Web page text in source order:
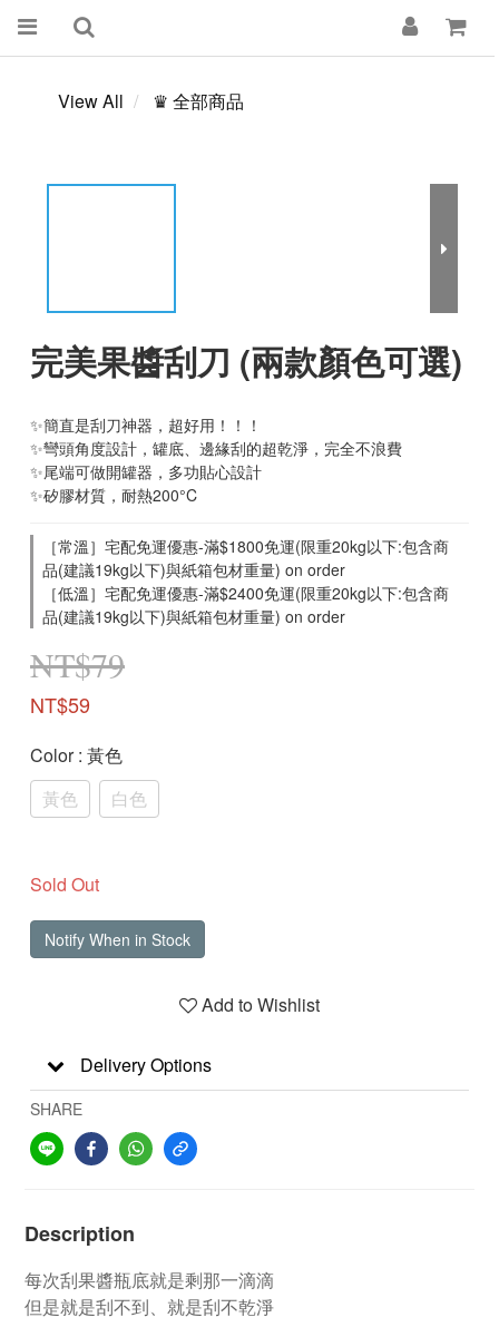
View All ♛ 全部商品
完美果醬刮刀 (兩款顏色可選)
✨簡直是刮刀神器，超好用！！！
✨彎頭角度設計，罐底、邊緣刮的超乾淨，完全不浪費
✨尾端可做開罐器，多功貼心設計
✨矽膠材質，耐熱200°C
［常溫］宅配免運優惠-滿$1800免運(限重20kg以下:包含商
品(建議19kg以下)與紙箱包材重量) on order
［低溫］宅配免運優惠-滿$2400免運(限重20kg以下:包含商
品(建議19kg以下)與紙箱包材重量) on order
NT$79
NT$59
Color: 黃色
黃色
白色
Sold Out
Notify When in Stock
Add to Wishlist
Delivery Options
SHARE
Description
每次刮果醬瓶底就是剩那一滴滴
但是就是刮不到、就是刮不乾淨